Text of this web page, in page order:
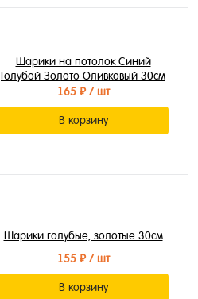
Шарики на потолок Синий
Голубой Золото Оливковый 30см
165 ₽/ шт
В корзину
Шарики голубые, золотые 30см
155 ₽/ шт
В корзину